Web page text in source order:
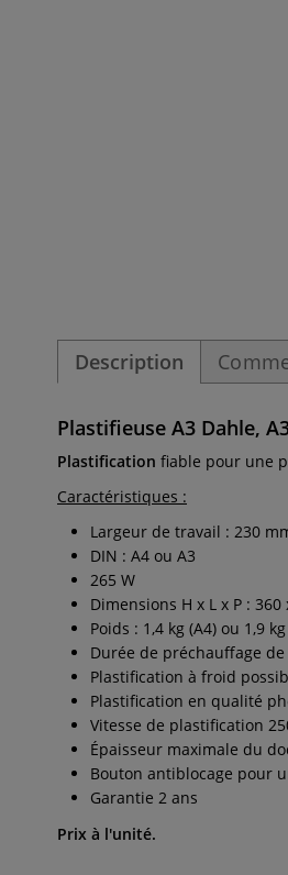
Description
Plastifieuse A3 Dahle,
Plastification fiable pour une
Caractéristiques :
Largeur de travail : 230
DIN : A4 ou A3
265 W
Dimensions H x L x P : 360
Poids : 1,4 kg (A4) ou 1,9
Durée de préchauffage
Plastification à froid
Plastification en qualité
Vitesse de plastification
Épaisseur maximale du
Bouton antiblocage pour
Garantie 2 ans
Prix à l'unité.